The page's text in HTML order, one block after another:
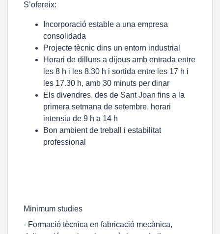
S’ofereix:
Incorporació estable a una empresa
consolidada
Projecte tècnic dins un entorn industrial
Horari de dilluns a dijous amb entrada entre
les 8 h i les 8.30 h i sortida entre les 17 h i
les 17.30 h, amb 30 minuts per dinar
Els divendres, des de Sant Joan fins a la
primera setmana de setembre, horari
intensiu de 9 h a 14 h
Bon ambient de treball i estabilitat
professional
Minimum studies
- Formació tècnica en fabricació mecànica,